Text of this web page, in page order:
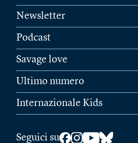
Newsletter
Podcast
Savage love
Ultimo numero
Internazionale Kids
Seguici su